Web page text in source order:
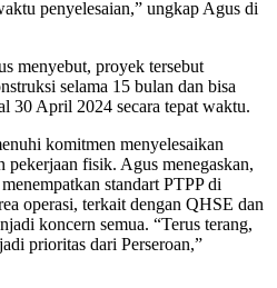
penyelesaian,” ungkap Agus di
menyebut, proyek tersebut
selama 15 bulan dan bisa
30 April 2024 secara tepat waktu.
komitmen menyelesaikan
fisik. Agus menegaskan,
standart PTPP di
operasi, terkait dengan QHSE dan
koncern semua. “Terus terang,
prioritas dari Perseroan,”